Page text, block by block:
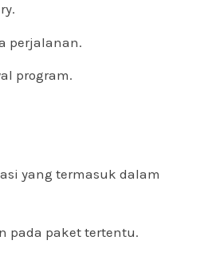
perjalanan.
program.
yang termasuk dalam
pada paket tertentu.